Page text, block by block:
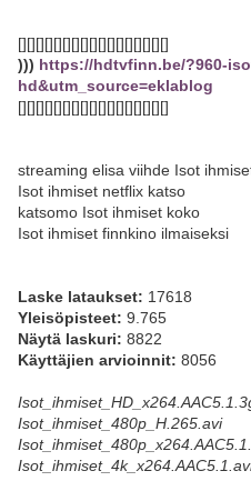
[][][][][][][][][][][][][][][][][]
))) https://hdtvfinn.be/?960-
hd&utm_source=eklablog
[][][][][][][][][][][][][][][][][]
streaming elisa viihde Isot
Isot ihmiset netflix katso
katsomo Isot ihmiset koko
Isot ihmiset finnkino ilmaiseksi
Laske lataukset: 17618
Yleisöpisteet: 9.765
Näytä laskuri: 8822
Käyttäjien arvioinnit: 8056
Isot_ihmiset_480p_H.265.avi